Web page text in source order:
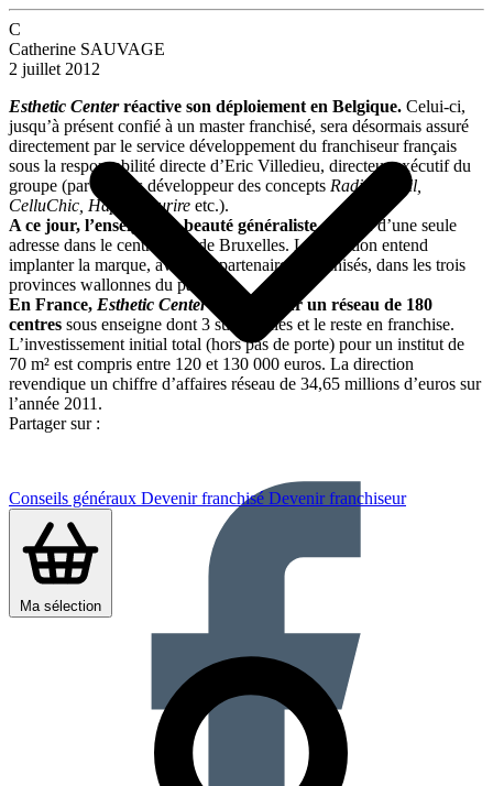
Conseils généraux Devenir franchisé Devenir franchiseur
Ma sélection
C
Catherine SAUVAGE
2 juillet 2012
Esthetic Centerréactive son déploiement en Belgique. Celui-ci,
jusqu’à présent confié à un master franchisé, sera désormais assuré
directement par le service développement du franchiseur français
sous la responsabilité directe d’Eric Villedieu, directeur exécutif du
groupe (par ailleurs développeur des concepts Radical Epil,
CelluChic, Happy Sourire etc.).
A ce jour, l’enseigne de beauté généralistedispose d’une seule
adresse dans le centre-ville de Bruxelles. La direction entend
implanter la marque, avec des partenaires franchisés, dans les trois
provinces wallonnes du pays.
En France, Esthetic Centers’appuie sur un réseau de 180
centres sous enseigne dont 3 succursales et le reste en franchise.
L’investissement initial total (hors pas de porte) pour un institut de
70 m² est compris entre 120 et 130 000 euros. La direction
revendique un chiffre d’affaires réseau de 34,65 millions d’euros sur
l’année 2011.
Partager sur :